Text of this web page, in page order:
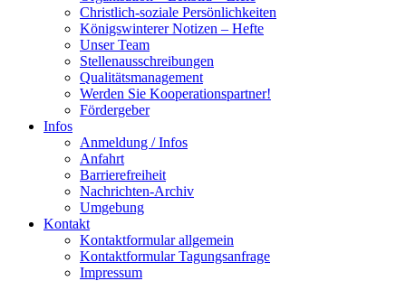
Christlich-soziale Persönlichkeiten
Königswinterer Notizen – Hefte
Unser Team
Stellenausschreibungen
Qualitätsmanagement
Werden Sie Kooperationspartner!
Fördergeber
Infos
Anmeldung / Infos
Anfahrt
Barrierefreiheit
Nachrichten-Archiv
Umgebung
Kontakt
Kontaktformular allgemein
Kontaktformular Tagungsanfrage
Impressum